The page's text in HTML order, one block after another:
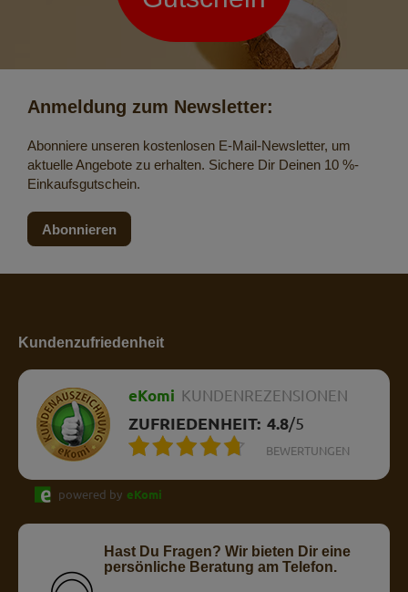
Anmeldung zum Newsletter:
Abonniere unseren kostenlosen E-Mail-Newsletter, um
aktuelle Angebote zu erhalten. Sichere Dir Deinen 10 %-
Einkaufsgutschein.
Abonnieren
Kundenzufriedenheit
eKomi KUNDENREZENSIONEN
ZUFRIEDENHEIT: 4.8/5
BEWERTUNGEN
powered by eKomi
Hast Du Fragen? Wir bieten Dir eine
persönliche Beratung am Telefon.